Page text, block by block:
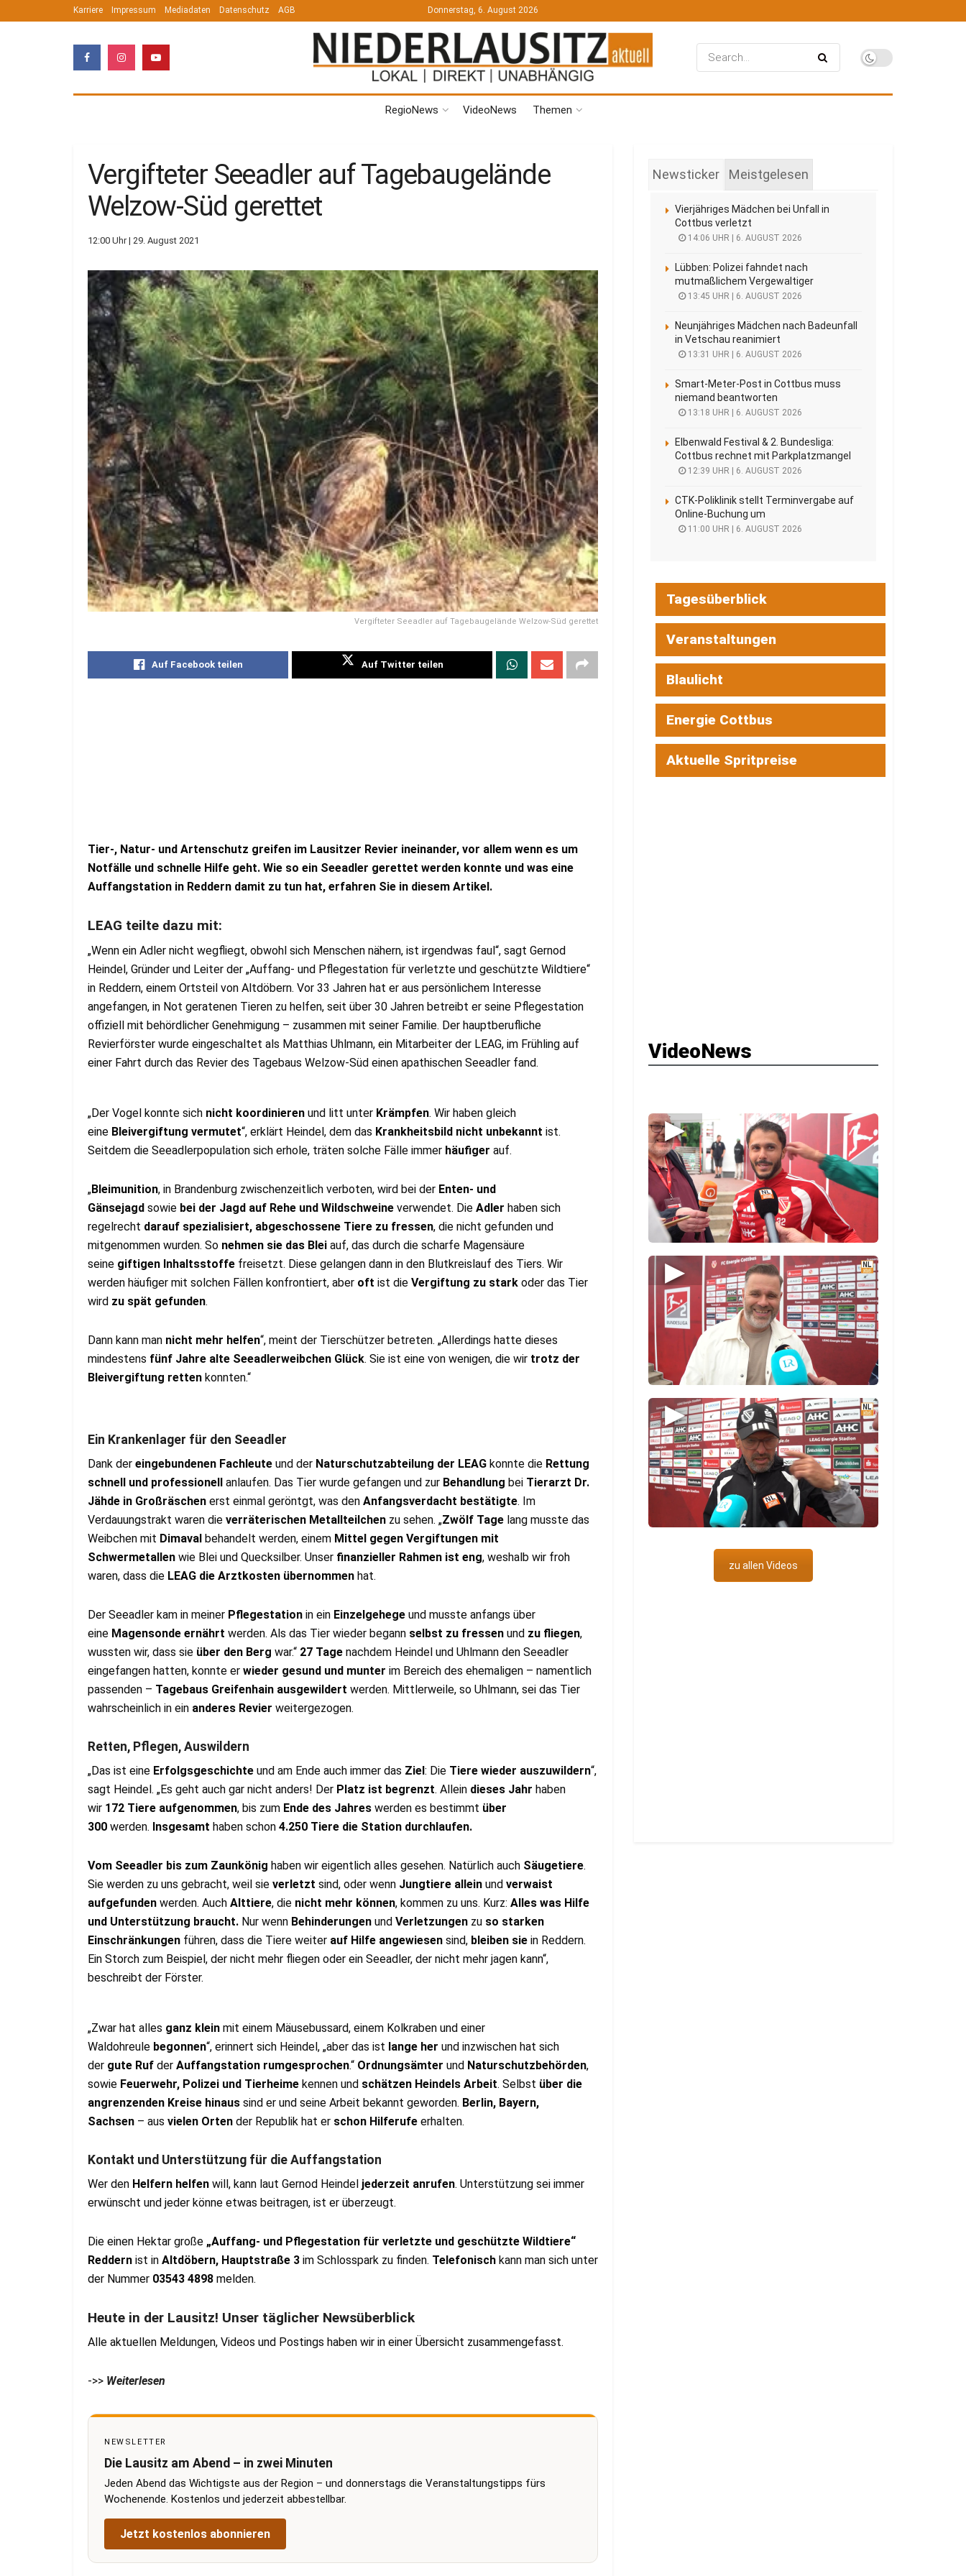
Karriere Impressum Mediadaten Datenschutz AGB Donnerstag, 6. August 2026
RegioNews VideoNews Themen
Vergifteter Seeadler auf Tagebaugelände
Welzow-Süd gerettet
12:00 Uhr | 29. August 2021
Vergifteter Seeadler auf Tagebaugelände Welzow-Süd gerettet
Auf Facebook teilen Auf Twitter teilen
Tier-, Natur- und Artenschutz greifen im Lausitzer Revier ineinander, vor allem wenn es um
Notfälle und schnelle Hilfe geht. Wie so ein Seeadler gerettet werden konnte und was eine
Auffangstation in Reddern damit zu tun hat, erfahren Sie in diesem Artikel.
LEAG teilte dazu mit:
„Wenn ein Adler nicht wegfliegt, obwohl sich Menschen nähern, ist irgendwas faul“, sagt Gernod
Heindel, Gründer und Leiter der „Auffang- und Pflegestation für verletzte und geschützte Wildtiere“
in Reddern, einem Ortsteil von Altdöbern. Vor 33 Jahren hat er aus persönlichem Interesse
angefangen, in Not geratenen Tieren zu helfen, seit über 30 Jahren betreibt er seine Pflegestation
offiziell mit behördlicher Genehmigung – zusammen mit seiner Familie. Der hauptberufliche
Revierförster wurde eingeschaltet als Matthias Uhlmann, ein Mitarbeiter der LEAG, im Frühling auf
einer Fahrt durch das Revier des Tagebaus Welzow-Süd einen apathischen Seeadler fand.
„Der Vogel konnte sich nicht koordinieren und litt unter Krämpfen. Wir haben gleich
eine Bleivergiftung vermutet“, erklärt Heindel, dem das Krankheitsbild nicht unbekannt ist.
Seitdem die Seeadlerpopulation sich erhole, träten solche Fälle immer häufiger auf.
„Bleimunition, in Brandenburg zwischenzeitlich verboten, wird bei der Enten- und
Gänsejagd sowie bei der Jagd auf Rehe und Wildschweine verwendet. Die Adler haben sich
regelrecht darauf spezialisiert, abgeschossene Tiere zu fressen, die nicht gefunden und
mitgenommen wurden. So nehmen sie das Blei auf, das durch die scharfe Magensäure
seine giftigen Inhaltsstoffe freisetzt. Diese gelangen dann in den Blutkreislauf des Tiers. Wir
werden häufiger mit solchen Fällen konfrontiert, aber oft ist die Vergiftung zu stark oder das Tier
wird zu spät gefunden.
Dann kann man nicht mehr helfen“, meint der Tierschützer betreten. „Allerdings hatte dieses
mindestens fünf Jahre alte Seeadlerweibchen Glück. Sie ist eine von wenigen, die wir trotz der
Bleivergiftung retten konnten.“
Ein Krankenlager für den Seeadler
Dank der eingebundenen Fachleute und der Naturschutzabteilung der LEAG konnte die Rettung
schnell und professionell anlaufen. Das Tier wurde gefangen und zur Behandlung bei Tierarzt Dr.
Jähde in Großräschen erst einmal geröntgt, was den Anfangsverdacht bestätigte. Im
Verdauungstrakt waren die verräterischen Metallteilchen zu sehen. „Zwölf Tage lang musste das
Weibchen mit Dimaval behandelt werden, einem Mittel gegen Vergiftungen mit
Schwermetallen wie Blei und Quecksilber. Unser finanzieller Rahmen ist eng, weshalb wir froh
waren, dass die LEAG die Arztkosten übernommen hat.
Der Seeadler kam in meiner Pflegestation in ein Einzelgehege und musste anfangs über
eine Magensonde ernährt werden. Als das Tier wieder begann selbst zu fressen und zu fliegen,
wussten wir, dass sie über den Berg war.“ 27 Tage nachdem Heindel und Uhlmann den Seeadler
eingefangen hatten, konnte er wieder gesund und munter im Bereich des ehemaligen – namentlich
passenden – Tagebaus Greifenhain ausgewildert werden. Mittlerweile, so Uhlmann, sei das Tier
wahrscheinlich in ein anderes Revier weitergezogen.
Retten, Pflegen, Auswildern
„Das ist eine Erfolgsgeschichte und am Ende auch immer das Ziel: Die Tiere wieder auszuwildern“,
sagt Heindel. „Es geht auch gar nicht anders! Der Platz ist begrenzt. Allein dieses Jahr haben
wir 172 Tiere aufgenommen, bis zum Ende des Jahres werden es bestimmt über
300 werden. Insgesamt haben schon 4.250 Tiere die Station durchlaufen.
Vom Seeadler bis zum Zaunkönig haben wir eigentlich alles gesehen. Natürlich auch Säugetiere.
Sie werden zu uns gebracht, weil sie verletzt sind, oder wenn Jungtiere allein und verwaist
aufgefunden werden. Auch Alttiere, die nicht mehr können, kommen zu uns. Kurz: Alles was Hilfe
und Unterstützung braucht. Nur wenn Behinderungen und Verletzungen zu so starken
Einschränkungen führen, dass die Tiere weiter auf Hilfe angewiesen sind, bleiben sie in Reddern.
Ein Storch zum Beispiel, der nicht mehr fliegen oder ein Seeadler, der nicht mehr jagen kann“,
beschreibt der Förster.
„Zwar hat alles ganz klein mit einem Mäusebussard, einem Kolkraben und einer
Waldohreule begonnen“, erinnert sich Heindel, „aber das ist lange her und inzwischen hat sich
der gute Ruf der Auffangstation rumgesprochen.“ Ordnungsämter und Naturschutzbehörden,
sowie Feuerwehr, Polizei und Tierheime kennen und schätzen Heindels Arbeit. Selbst über die
angrenzenden Kreise hinaus sind er und seine Arbeit bekannt geworden. Berlin, Bayern,
Sachsen – aus vielen Orten der Republik hat er schon Hilferufe erhalten.
Kontakt und Unterstützung für die Auffangstation
Wer den Helfern helfen will, kann laut Gernod Heindel jederzeit anrufen. Unterstützung sei immer
erwünscht und jeder könne etwas beitragen, ist er überzeugt.
Die einen Hektar große „Auffang- und Pflegestation für verletzte und geschützte Wildtiere“
Reddern ist in Altdöbern, Hauptstraße 3 im Schlosspark zu finden. Telefonisch kann man sich unter
der Nummer 03543 4898 melden.
Heute in der Lausitz! Unser täglicher Newsüberblick
Alle aktuellen Meldungen, Videos und Postings haben wir in einer Übersicht zusammengefasst.
->> Weiterlesen
NEWSLETTER
Die Lausitz am Abend – in zwei Minuten
Jeden Abend das Wichtigste aus der Region – und donnerstags die Veranstaltungstipps fürs
Wochenende. Kostenlos und jederzeit abbestellbar.
Jetzt kostenlos abonnieren
Newsticker Meistgelesen
Vierjähriges Mädchen bei Unfall in
Cottbus verletzt
14:06 UHR | 6. AUGUST 2026
Lübben: Polizei fahndet nach
mutmaßlichem Vergewaltiger
13:45 UHR | 6. AUGUST 2026
Neunjähriges Mädchen nach Badeunfall
in Vetschau reanimiert
13:31 UHR | 6. AUGUST 2026
Smart-Meter-Post in Cottbus muss
niemand beantworten
13:18 UHR | 6. AUGUST 2026
Elbenwald Festival & 2. Bundesliga:
Cottbus rechnet mit Parkplatzmangel
12:39 UHR | 6. AUGUST 2026
CTK-Poliklinik stellt Terminvergabe auf
Online-Buchung um
11:00 UHR | 6. AUGUST 2026
Tagesüberblick
Veranstaltungen
Blaulicht
Energie Cottbus
Aktuelle Spritpreise
VideoNews
▶
▶
▶
zu allen Videos